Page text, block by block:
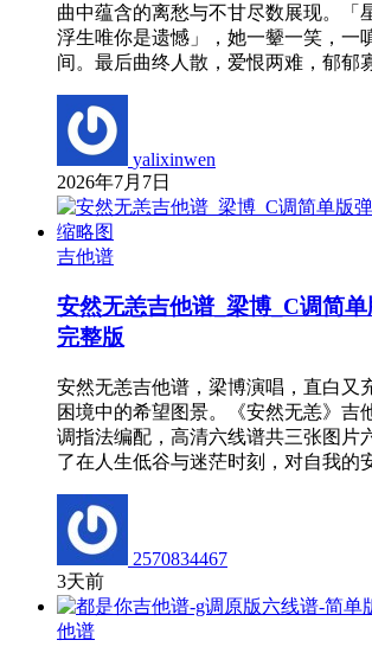
曲中蕴含的离愁与不甘尽数展现。「
浮生唯你是遗憾」，她一颦一笑，一
间。最后曲终人散，爱恨两难，郁郁
yalixinwen
2026年7月7日
吉他谱
安然无恙吉他谱_梁博_C调简
完整版
安然无恙吉他谱，梁博演唱，直白又
困境中的希望图景。《安然无恙》吉
调指法编配，高清六线谱共三张图片
了在人生低谷与迷茫时刻，对自我的
2570834467
3天前
他谱